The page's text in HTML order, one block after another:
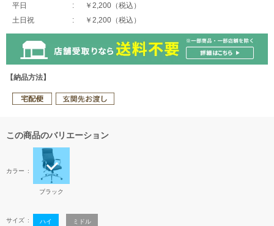
平日
￥2,200（税込）
土日祝
￥2,200（税込）
【納品方法】
この商品のバリエーション
カラー
ブラック
サイズ ハイ ミドル